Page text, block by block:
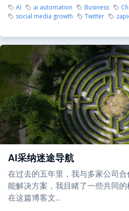
AI ai automation Business
social media growth
Twitter
AI采纳迷途导航
在过去的五年里，我与多家公司
能解决方案，我目睹了一些共同
在这篇博客文...